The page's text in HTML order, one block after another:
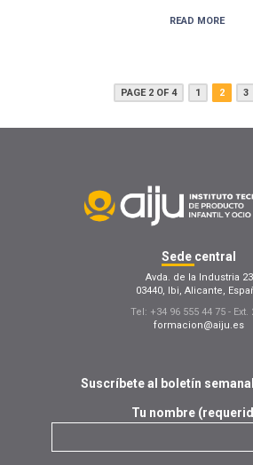
READ MORE
PAGE 2 OF 4 1 2 3
Sede central
Avda. de la Industria 23
03440, Ibi, Alicante,
Tel: +34 96 555 44 75 - Ext.
formacion@aiju.es
Suscríbete al boletín
Tu nombre